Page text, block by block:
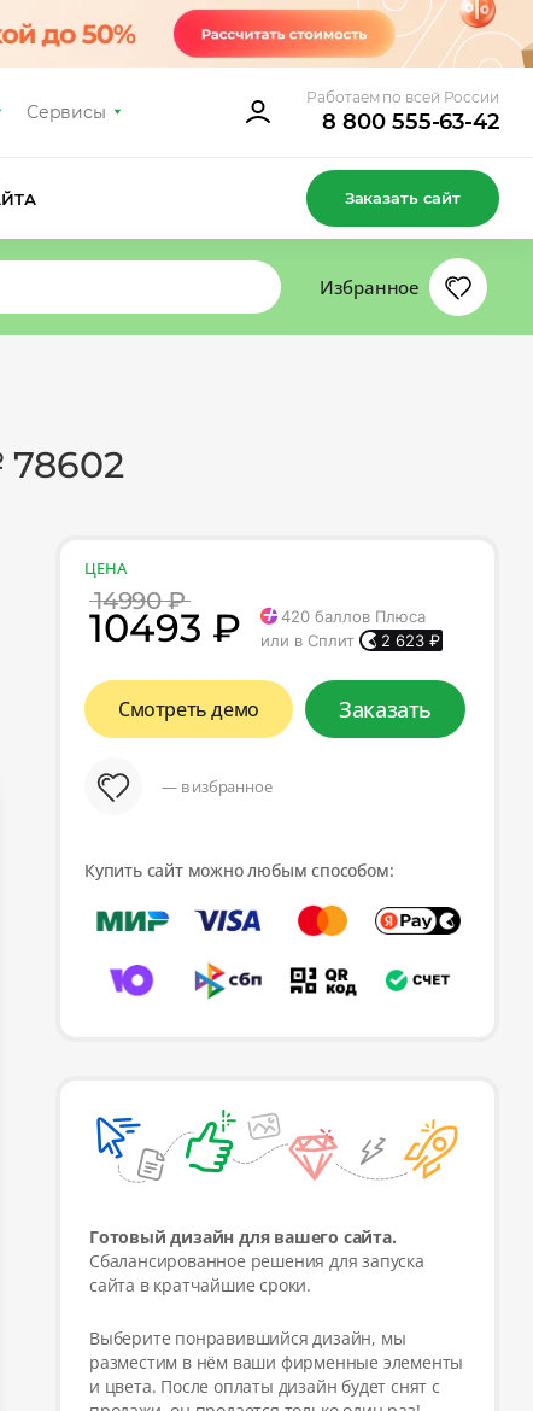
Сервисы
Работаем по всей России
8 800 555-63-42
Заказать сайт
Избранное
78602
ЦЕНА
14990 ₽
10493 ₽ 420 баллов Плюса
или в Сплит
2 623 ₽
Смотреть демо Заказать
— в избранное
Купить сайт можно любым способом:
Готовый дизайн для вашего сайта.
Сбалансированное решения для запуска
сайта в кратчайшие сроки.
Выберите понравившийся дизайн, мы
разместим в нём ваши фирменные элементы
и цвета. После оплаты дизайн будет снят с